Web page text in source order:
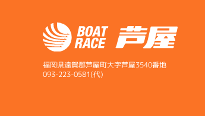
福岡県遠賀郡芦屋町大字芦屋3540番地
093-223-0581(代)